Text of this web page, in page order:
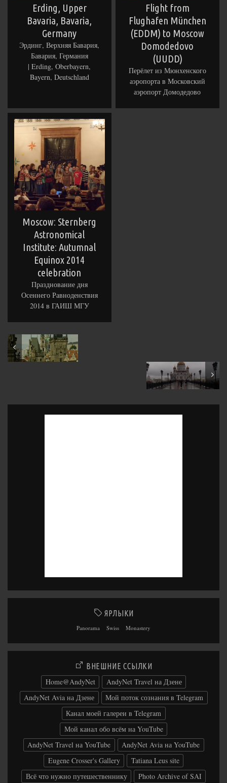
Erding, Upper
Bavaria, Bavaria,
Germany
Эрдинг, Верхняя Бавария,
Бавария, Германия
| Erding, Oberbayern,
Bayern, Deutschland
Flight from
Flughafen München
(EDDM) to Moscow
Domodedovo
(UUDD)
Перёлет из Мюнхенского
аэропорта в Московский
аэропорт Домодедово
Moscow: Sternberg
Astronomical
Institute: Autumnal
Equinox 2014
celebration
Празднование дня
Осеннего Равноденствия
2014 в ГАИШ МГУ
August 2014
October 2014
ЯРЛЫКИ
Panorama Swiss Monastery
ВНЕШНИЕ ССЫЛКИ
Home@AndyNet
AndyNet Travel на Дзене
AndyNet Avia на Дзене
Мой поток сознания в Telegram
Канал моей галереи в Telegram
Мой канал обо всём на YouTube
AndyNet Travel на YouTube
AndyNet Avia на YouTube
Eugene Crosser's Gallery
Tatiana Leus site
Всё что нужно путешественнику
Photo Archive of SAI